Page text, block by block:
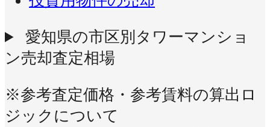
愛知県の市区別タワーマンショ
ン売却査定相場
※参考査定価格・参考賃料の算出ロ
ジックについて